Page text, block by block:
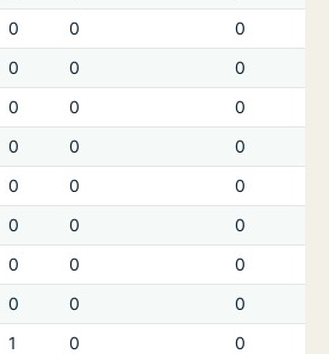
0 0
0
0 0
0
0 0
0
0 0
0
0 0
0
0 0
0
0 0
0
0 0
0
1 0
0